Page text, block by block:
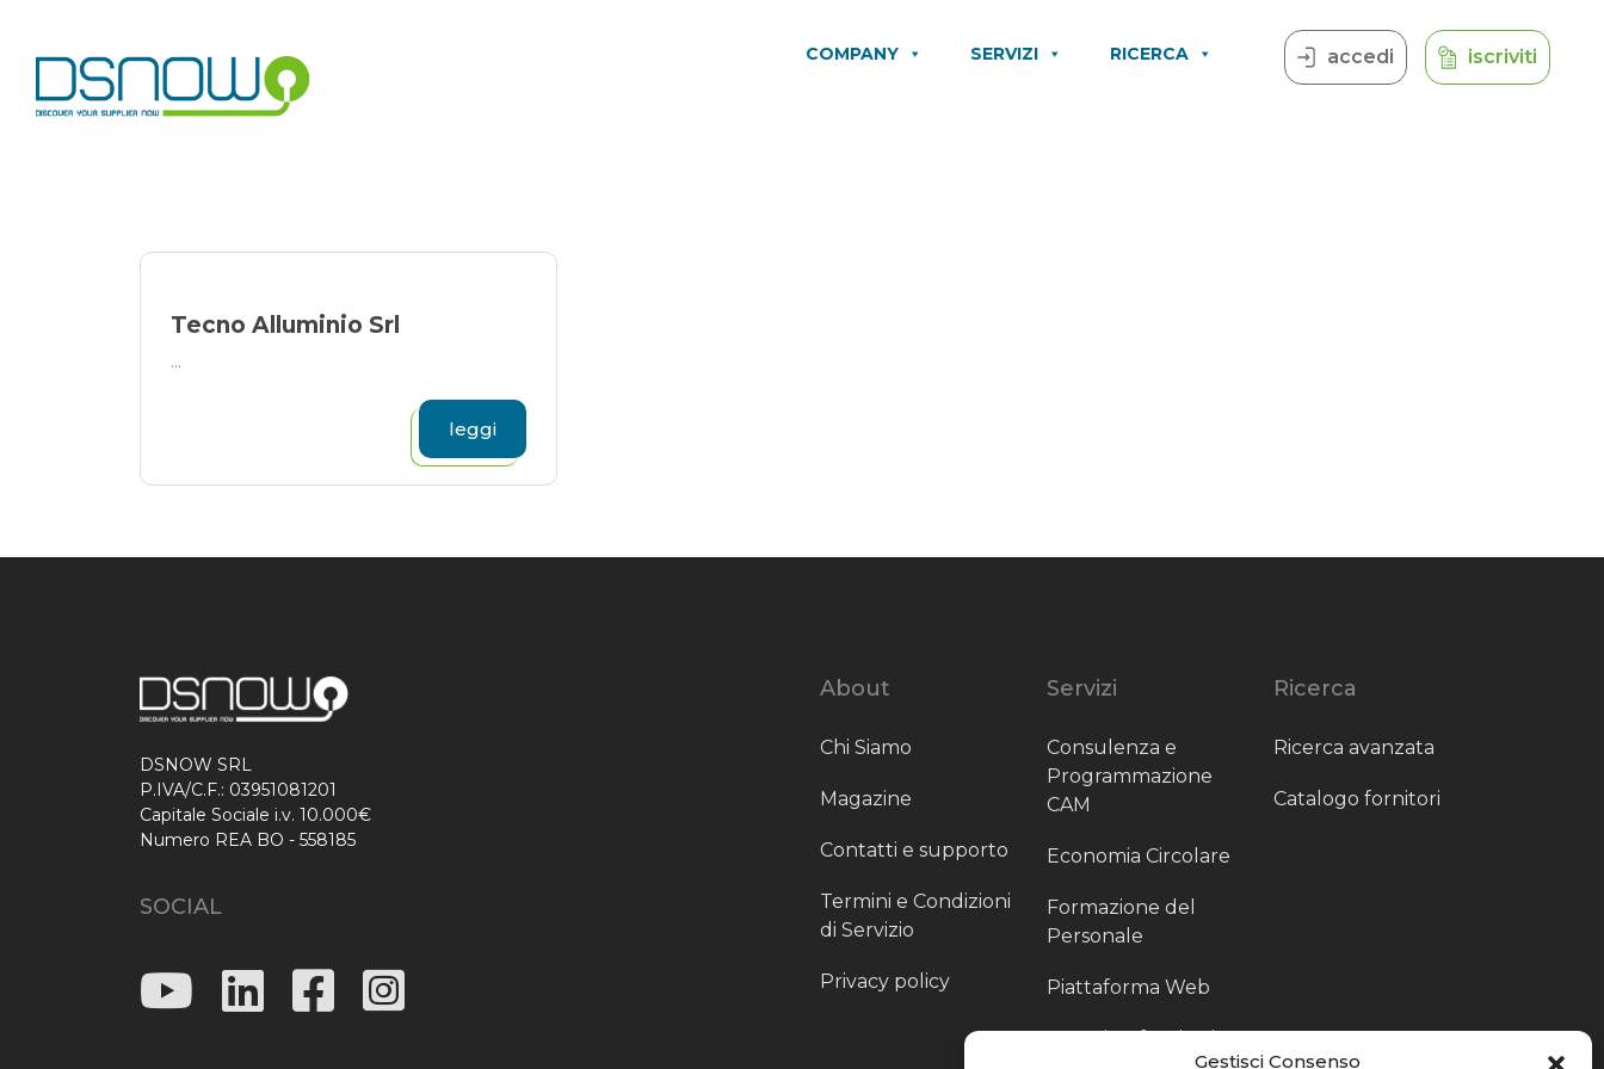
Gestisci Consenso
content
COMPANY SERVIZI RICERCA accedi iscriviti
Tecno Alluminio Srl
...
leggi
DSNOW SRL
P.IVA/C.F.: 03951081201
Capitale Sociale i.v. 10.000€
Numero REA BO - 558185
SOCIAL
About
Chi Siamo
Magazine
Contatti e supporto
Termini e Condizioni
di Servizio
Privacy policy
Servizi
Consulenza e
Programmazione
CAM
Economia Circolare
Formazione del
Personale
Piattaforma Web
Scouting fornitori
Ricerca
Ricerca avanzata
Catalogo fornitori